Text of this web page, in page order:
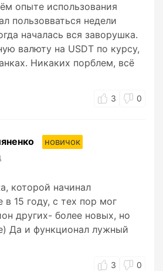
опыте использования
пользовваться недели
началась вся заворушка.
валюту на USDT по курсу,
Никаких порблем, всё
3 0
новичок
которой начинал
в 15 году, с тех пор мог
других- более новых, но
Да и функционал лужный
3 0